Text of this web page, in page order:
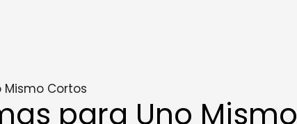
Cortos
para Uno Mismo